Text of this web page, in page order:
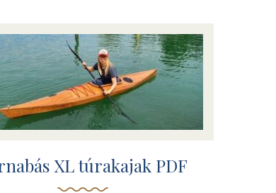
XL túrakajak PDF